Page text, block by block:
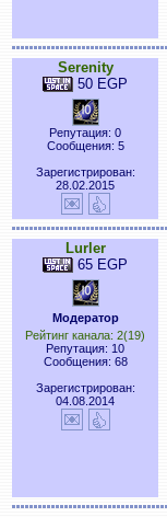
Serenity
50 EGP
Репутация: 0
Сообщения: 5
Зарегистрирован:
28.02.2015
Lurler
65 EGP
Модератор
Рейтинг канала: 2(19)
Репутация: 10
Сообщения: 68
Зарегистрирован:
04.08.2014